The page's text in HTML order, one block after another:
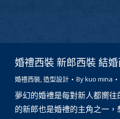
婚禮西裝 新郎西裝 結
婚禮西裝,造型設計 Bykuo mina
夢幻的婚禮是每對新人都嚮
的新郎也是婚禮的主角之一